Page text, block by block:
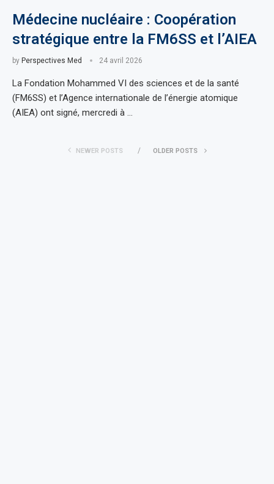
Médecine nucléaire : Coopération
stratégique entre la FM6SS et l’AIEA
by Perspectives Med 24 avril 2026
La Fondation Mohammed VI des sciences et de la santé
(FM6SS) et l’Agence internationale de l’énergie atomique
(AIEA) ont signé, mercredi à …
NEWER POSTS OLDER POSTS